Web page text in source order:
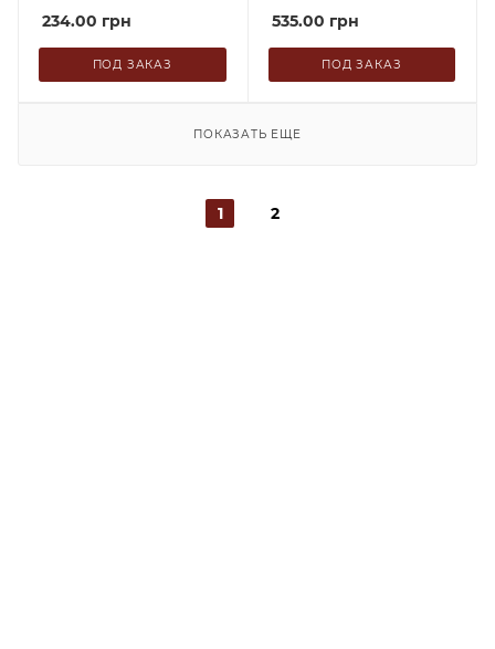
234.00 грн
ПОД ЗАКАЗ
535.00 грн
ПОД ЗАКАЗ
ПОКАЗАТЬ ЕЩЕ
1 2